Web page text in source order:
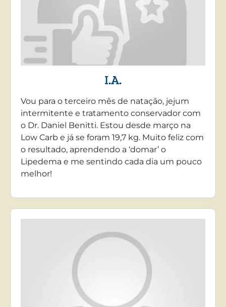
I.A.
Vou para o terceiro mês de natação, jejum
intermitente e tratamento conservador com
o Dr. Daniel Benitti. Estou desde março na
Low Carb e já se foram 19,7 kg. Muito feliz com
o resultado, aprendendo a ‘domar’ o
Lipedema e me sentindo cada dia um pouco
melhor!